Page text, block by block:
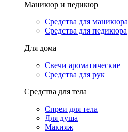
Маникюр и педикюр
Средства для маникюра
Средства для педикюра
Для дома
Свечи ароматические
Средства для рук
Средства для тела
Спреи для тела
Для душа
Макияж